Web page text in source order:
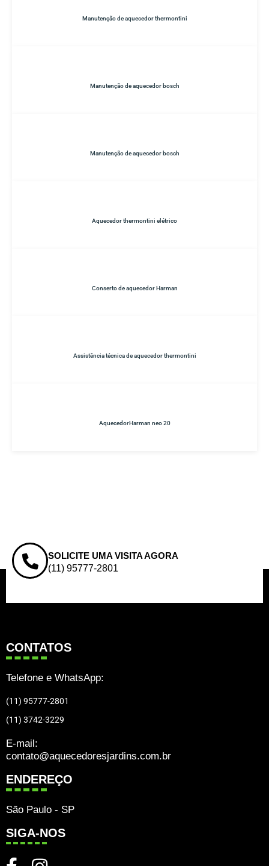
Manutenção de aquecedor thermontini
Manutenção de aquecedor bosch
Manutenção de aquecedor bosch
Aquecedor thermontini elétrico
Conserto de aquecedor Harman
Assistência técnica de aquecedor thermontini
AquecedorHarman neo 20
SOLICITE UMA VISITA AGORA
(11) 95777-2801
CONTATOS
Telefone e WhatsApp:
(11) 95777-2801
(11) 3742-3229
E-mail:
contato@aquecedoresjardins.com.br
ENDEREÇO
São Paulo - SP
SIGA-NOS